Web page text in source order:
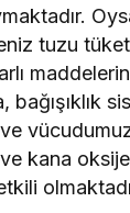
tuzu
maddelerin
bağışıklık
kana